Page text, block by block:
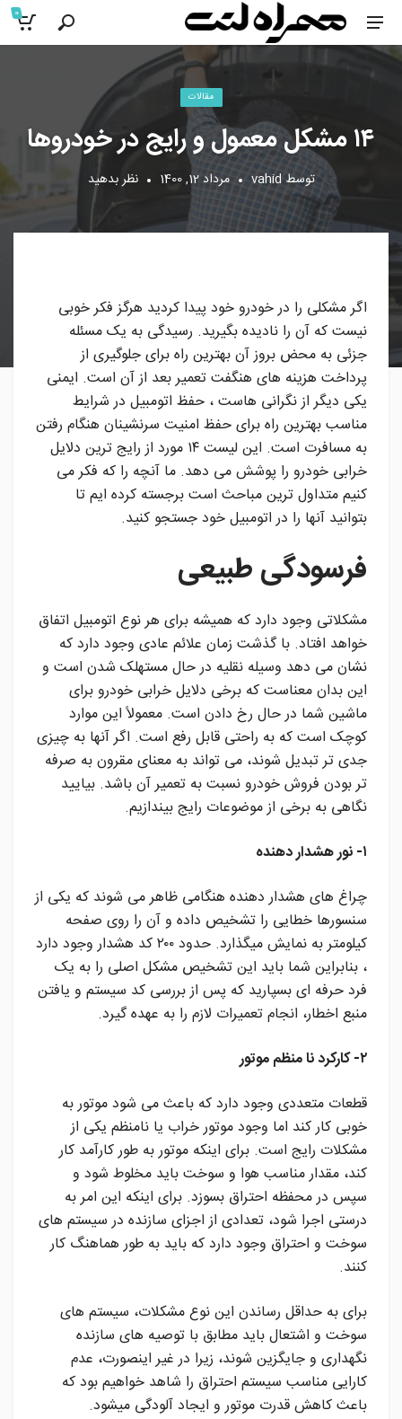
0
پست شده درمقالات
۱۴ مشکل معمول و رایج در خودروها
توسطvahid مرداد 12, 1400 نظر بدهید
اگر مشکلی را در خودرو خود پیدا کردید هرگز فکر خوبی
نیست که آن را نادیده بگیرید. رسیدگی به یک مسئله
جزئی به محض بروز آن بهترین راه برای جلوگیری از
پرداخت هزینه های هنگفت تعمیر بعد از آن است. ایمنی
یکی دیگر از نگرانی هاست ، حفظ اتومبیل در شرایط
مناسب بهترین راه برای حفظ امنیت سرنشینان هنگام رفتن
به مسافرت است. این لیست ۱۴ مورد از رایج ترین دلایل
خرابی خودرو را پوشش می دهد. ما آنچه را که فکر می
کنیم متداول ترین مباحث است برجسته کرده ایم تا
بتوانید آنها را در اتومبیل خود جستجو کنید.
فرسودگی طبیعی
مشکلاتی وجود دارد که همیشه برای هر نوع اتومبیل اتفاق
خواهد افتاد. با گذشت زمان علائم عادی وجود دارد که
نشان می دهد وسیله نقلیه در حال مستهلک شدن است و
این بدان معناست که برخی دلایل خرابی خودرو برای
ماشین شما در حال رخ دادن است. معمولاً این موارد
کوچک است که به راحتی قابل رفع است. اگر آنها به چیزی
جدی تر تبدیل شوند، می تواند به معنای مقرون به صرفه
تر بودن فروش خودرو نسبت به تعمیر آن باشد. بیایید
نگاهی به برخی از موضوعات رایج بیندازیم.
۱- نور هشدار دهنده
چراغ های هشدار دهنده هنگامی ظاهر می شوند که یکی از
سنسورها خطایی را تشخیص داده و آن را روی صفحه
کیلومتر به نمایش میگذارد. حدود ۲۰۰ کد هشدار وجود دارد
، بنابراین شما باید این تشخیص مشکل اصلی را به یک
فرد حرفه ای بسپارید که پس از بررسی کد سیستم و یافتن
منبع اخطار، انجام تعمیرات لازم را به عهده گیرد.
۲- کارکرد نا منظم موتور
قطعات متعددی وجود دارد که باعث می شود موتور به
خوبی کار کند اما وجود موتور خراب یا نامنظم یکی از
مشکلات رایج است. برای اینکه موتور به طور کارآمد کار
کند، مقدار مناسب هوا و سوخت باید مخلوط شود و
سپس در محفظه احتراق بسوزد. برای اینکه این امر به
درستی اجرا شود، تعدادی از اجزای سازنده در سیستم های
سوخت و احتراق وجود دارد که باید به طور هماهنگ کار
کنند.
برای به حداقل رساندن این نوع مشکلات، سیستم های
سوخت و اشتعال باید مطابق با توصیه های سازنده
نگهداری و جایگزین شوند، زیرا در غیر اینصورت، عدم
کارایی مناسب سیستم احتراق را شاهد خواهیم بود که
باعث کاهش قدرت موتور و ایجاد آلودگی میشود.